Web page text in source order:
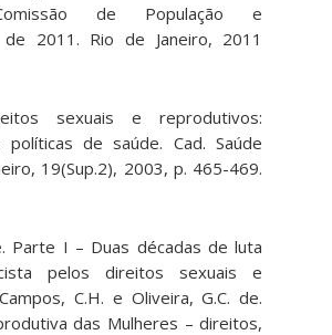
de População e
de 2011. Rio de Janeiro, 2011
sexuais e reprodutivos:
de saúde. Cad. Saúde
19(Sup.2), 2003, p. 465-469.
Parte I – Duas décadas de luta
pelos direitos sexuais e
C.H. e Oliveira, G.C. de.
das Mulheres – direitos,